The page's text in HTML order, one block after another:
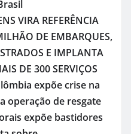
VIRA REFERÊNCIA
DE EMBARQUES,
E IMPLANTA
DE 300 SERVIÇOS
expõe crise na
operação de resgate
expõe bastidores